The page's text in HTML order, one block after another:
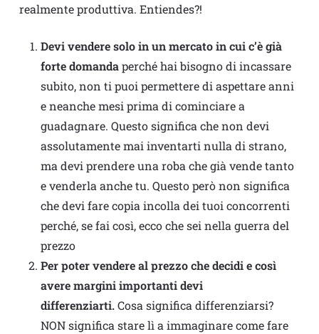
realmente produttiva. Entiendes?!
Devi vendere solo in un mercato in cui c’è già
forte domandaperché hai bisogno di incassare
subito, non ti puoi permettere di aspettare anni
e neanche mesi prima di cominciare a
guadagnare. Questo significa che non devi
assolutamente mai inventarti nulla di strano,
ma devi prendere una roba che già vende tanto
e venderla anche tu. Questo però non significa
che devi fare copia incolla dei tuoi concorrenti
perché, se fai così, ecco che sei nella guerra del
prezzo
Per poter vendere al prezzo che decidi e così
avere margini importanti devi
differenziarti.Cosa significa differenziarsi?
NON significa stare lì a immaginare come fare